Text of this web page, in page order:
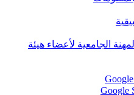
الجامعية لأعضاء هيئة